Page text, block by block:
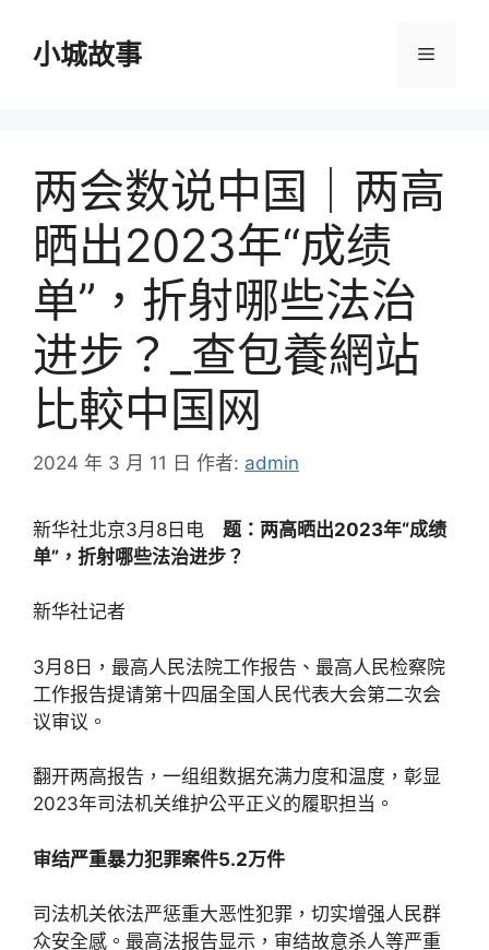
小城故事 選
两会数说中国｜两高
晒出2023年“成绩
单”，折射哪些法治
进步？_查包養網站
比較中国网
2024 年 3 月 11 日 作者: admin
新华社北京3月8日电 题：两高晒出2023年“成绩
单”，折射哪些法治进步？
新华社记者
3月8日，最高人民法院工作报告、最高人民检察院
工作报告提请第十四届全国人民代表大会第二次会
议审议。
翻开两高报告，一组组数据充满力度和温度，彰显
2023年司法机关维护公平正义的履职担当。
审结严重暴力犯罪案件5.2万件
司法机关依法严惩重大恶性犯罪，切实增强人民群
众安全感。最高法报告显示，审结故意杀人等严重